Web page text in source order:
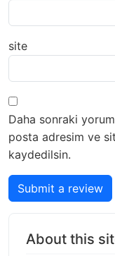
site
Daha sonraki
posta adresim ve
kaydedilsin.
Submit a review
About this